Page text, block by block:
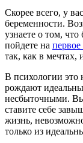
Скорее всего, у
беременности.
узнаете о том,
пойдете на
так, как в мечтах,
В психологии это
рождают
несбыточными. Вы
ставите себе
жизнь,
только из